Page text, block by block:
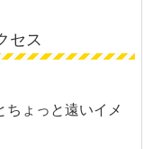
セス
ちょっと遠いイメ